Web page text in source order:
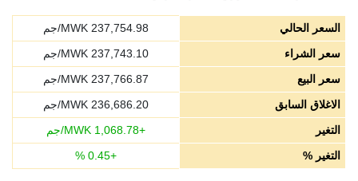
السعر الحالي 237,754.98
سعر الشراء
237,743.10
سعر البيع
237,766.87
الاغلاق السابق
236,686.20
التغير
+
1,068.78
التغير %
+
0.45
%